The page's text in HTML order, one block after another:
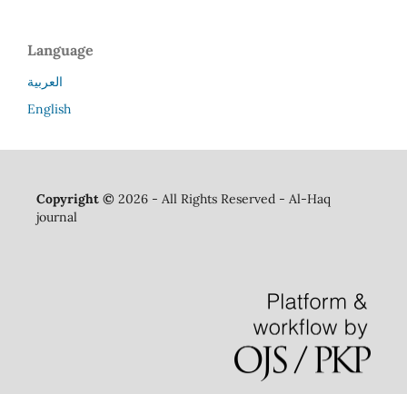
Language
العربية
English
Copyright ©2026 - All Rights Reserved - Al-Haq
journal